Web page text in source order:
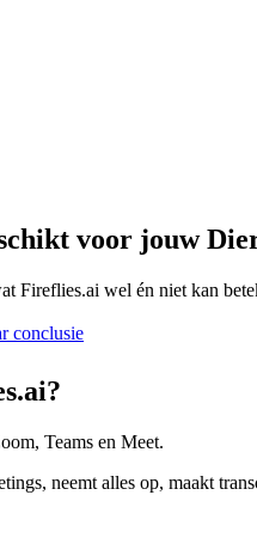
voor jouw
Fireflies.ai wel én niet kan
conclusie
?
Teams en Meet.
neemt alles op, maakt